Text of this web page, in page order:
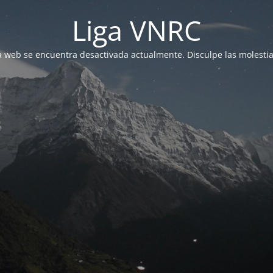
Liga VNRC
web se encuentra desactivada actualmente. Disculpe las